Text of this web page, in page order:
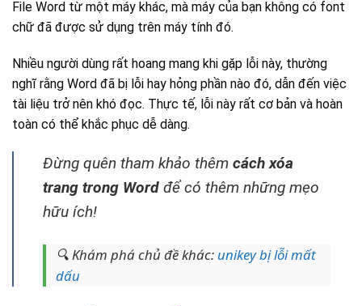
File Word từ một máy khác, mà máy của bạn không có font
chữ đã được sử dụng trên máy tính đó.
Nhiều người dùng rất hoang mang khi gặp lỗi này, thường
nghĩ rằng Word đã bị lỗi hay hỏng phần nào đó, dẫn đến việc
tài liệu trở nên khó đọc. Thực tế, lỗi này rất cơ bản và hoàn
toàn có thể khắc phục dễ dàng.
Đừng quên tham khảo thêm cách xóa
trang trong Word để có thêm những mẹo
hữu ích!
🔍 Khám phá chủ đề khác: unikey bị lỗi mất
dấu